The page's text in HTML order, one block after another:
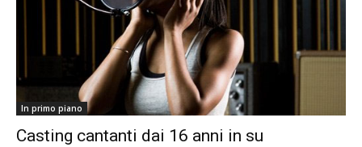
In primo piano
Casting cantanti dai 16 anni in su